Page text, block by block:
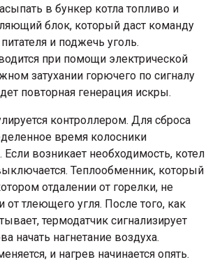
в бункер котла топливо и
блок, который даст команду
и поджечь уголь.
при помощи электрической
затухании горючего по сигналу
повторная генерация искры.
контроллером. Для сброса
время колосники
Если возникает необходимость, котел
Теплообменник, который
отдалении от горелки, не
от тлеющего угля. После того, как
термодатчик сигнализирует
начать нагнетание воздуха.
и нагрев начинается опять.